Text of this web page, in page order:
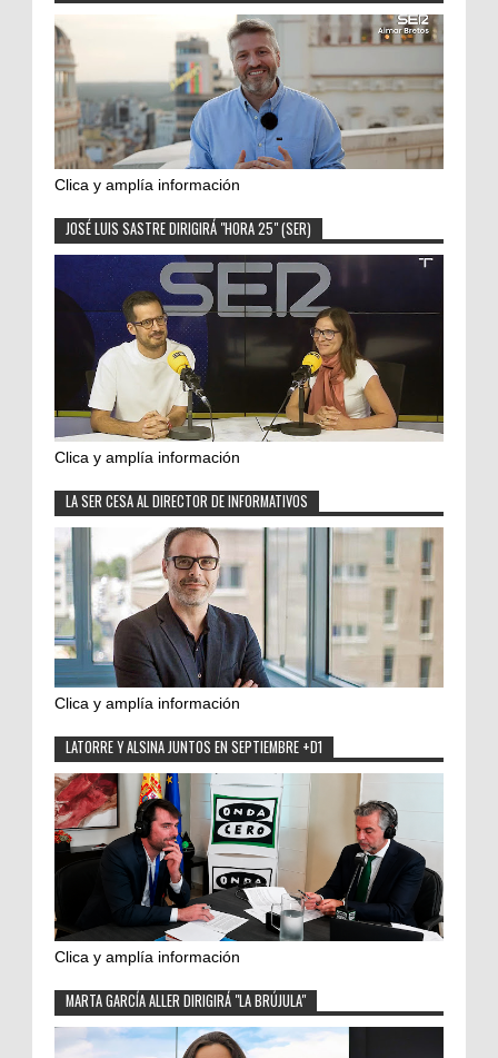
Clica y amplía información
JOSÉ LUIS SASTRE DIRIGIRÁ "HORA 25" (SER)
Clica y amplía información
LA SER CESA AL DIRECTOR DE INFORMATIVOS
Clica y amplía información
LATORRE Y ALSINA JUNTOS EN SEPTIEMBRE +D1
Clica y amplía información
MARTA GARCÍA ALLER DIRIGIRÁ "LA BRÚJULA"